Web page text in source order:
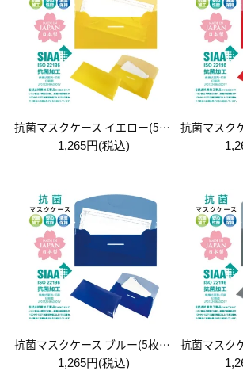
抗菌マスクケース イエロー(5枚入り)
1,265円(税込)
抗菌マスクケース ブルー(5枚入り)
1,265円(税込)